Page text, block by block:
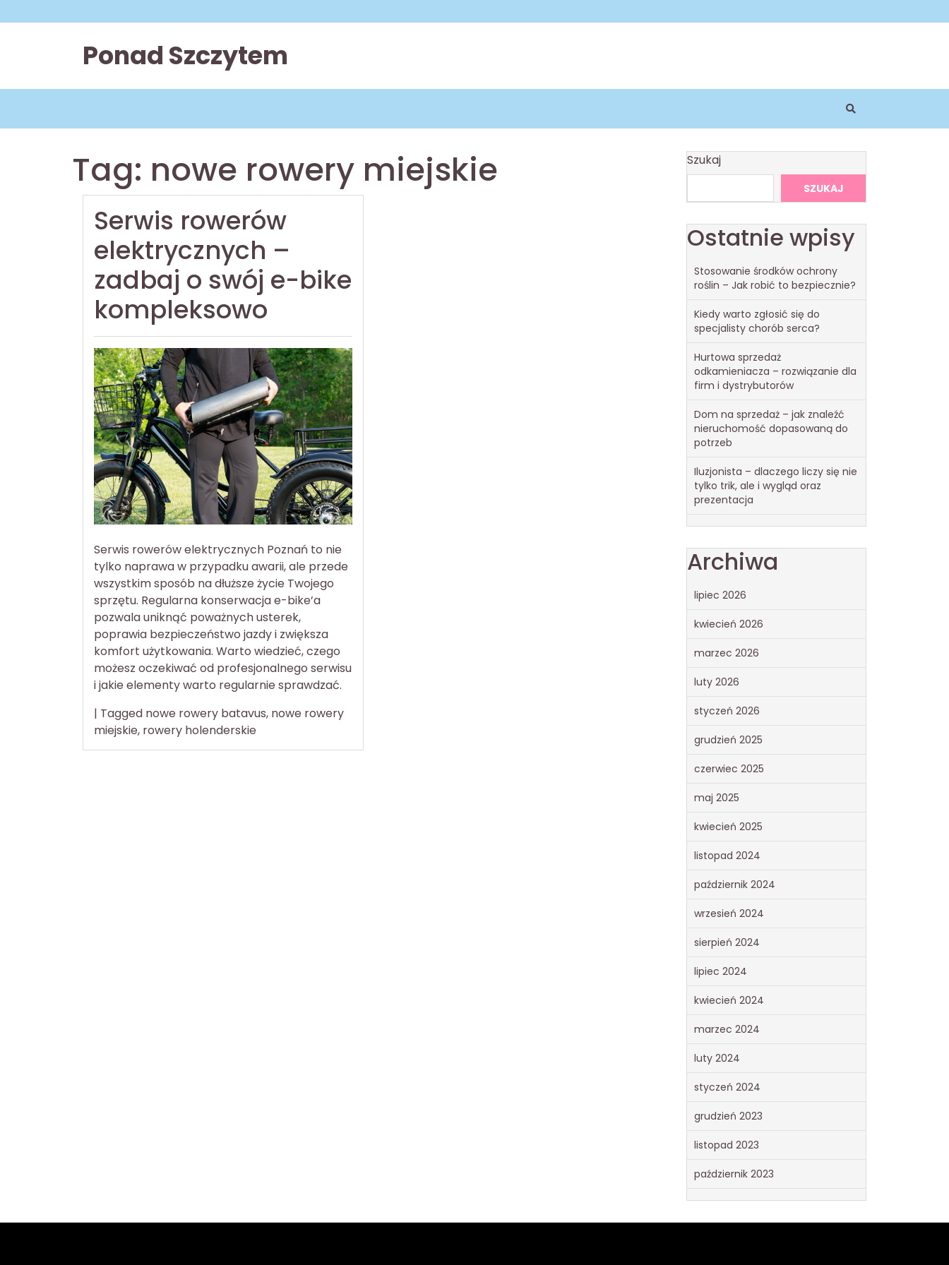
to
Ponad Szczytem
Tag: nowe rowery miejskie
Serwis rowerów
elektrycznych –
zadbaj o swój e-bike
kompleksowo
Serwis rowerów elektrycznych Poznań to nie
tylko naprawa w przypadku awarii, ale przede
wszystkim sposób na dłuższe życie Twojego
sprzętu. Regularna konserwacja e-bike’a
pozwala uniknąć poważnych usterek,
poprawia bezpieczeństwo jazdy i zwiększa
komfort użytkowania. Warto wiedzieć, czego
możesz oczekiwać od profesjonalnego serwisu
i jakie elementy warto regularnie sprawdzać.
| Tagged nowe rowery batavus, nowe rowery
miejskie, rowery holenderskie
Szukaj
SZUKAJ
Ostatnie wpisy
Stosowanie środków ochrony
roślin – Jak robić to bezpiecznie?
Kiedy warto zgłosić się do
specjalisty chorób serca?
Hurtowa sprzedaż
odkamieniacza – rozwiązanie dla
firm i dystrybutorów
Dom na sprzedaż – jak znaleźć
nieruchomość dopasowaną do
potrzeb
Iluzjonista – dlaczego liczy się nie
tylko trik, ale i wygląd oraz
prezentacja
Archiwa
lipiec 2026
kwiecień 2026
marzec 2026
luty 2026
styczeń 2026
grudzień 2025
czerwiec 2025
maj 2025
kwiecień 2025
listopad 2024
październik 2024
wrzesień 2024
sierpień 2024
lipiec 2024
kwiecień 2024
marzec 2024
luty 2024
styczeń 2024
grudzień 2023
listopad 2023
październik 2023